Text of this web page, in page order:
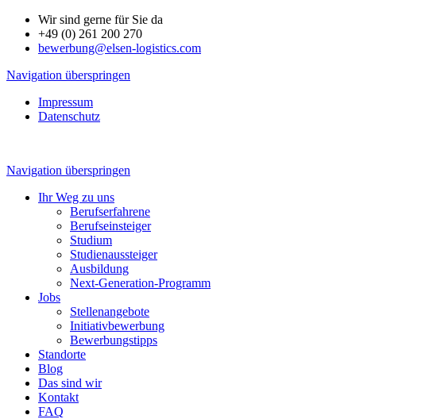
Wir sind gerne für Sie da
+49 (0) 261 200 270
bewerbung@elsen-logistics.com
Navigation überspringen
Impressum
Datenschutz
Navigation überspringen
Ihr Weg zu uns
Berufserfahrene
Berufseinsteiger
Studium
Studienaussteiger
Ausbildung
Next-Generation-Programm
Jobs
Stellenangebote
Initiativbewerbung
Bewerbungstipps
Standorte
Blog
Das sind wir
Kontakt
FAQ